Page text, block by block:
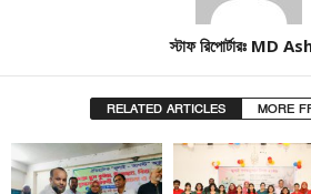
স্টাফ রিপোর্টারঃ MD
RELATED ARTICLES MORE